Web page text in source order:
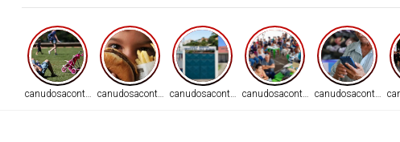
canudosacontece.comcanudosacontece.comcanudosacontece.comcanudosacontece.com